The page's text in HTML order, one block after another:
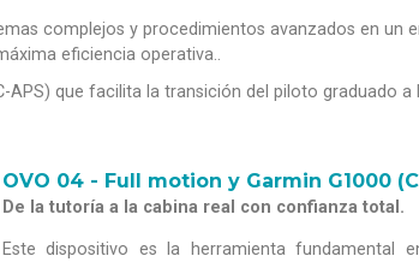
complejos y procedimientos avanzados en un
eficiencia operativa..
APS) que facilita la transición del piloto graduado a
OVO 04 - Full motion y Garmin G1000
De la tutoría a la cabina real con confianza total.
Este dispositivo es la herramienta fundamental